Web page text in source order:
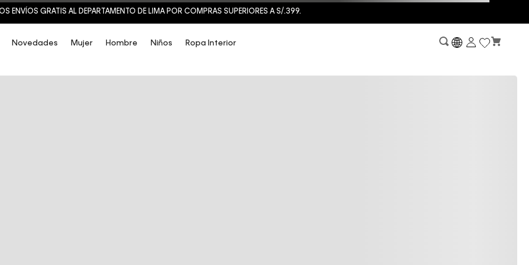
ENVÍOS GRATIS AL DEPARTAMENTO DE LIMA POR COMPRAS SUPERIORES A S/.399.
Novedades Mujer Hombre Niños Ropa Interior